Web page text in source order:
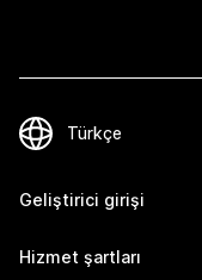
Geliştirici girişi
Hizmet şartları